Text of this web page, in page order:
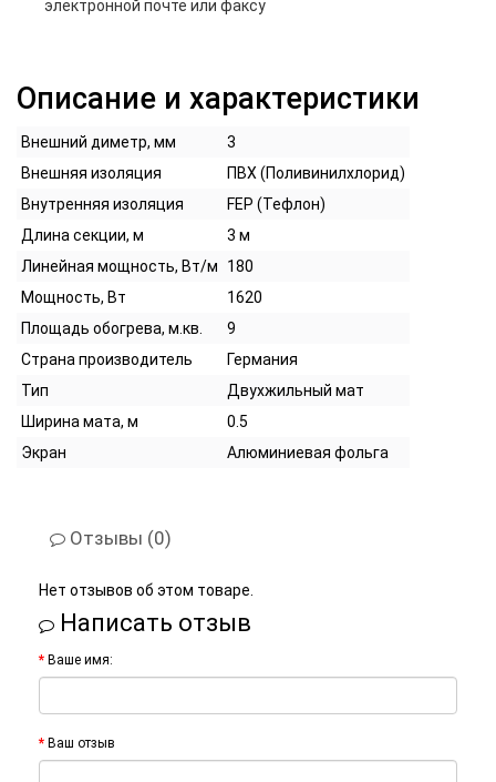
электронной почте или факсу
Описание и характеристики
Внешний диметр, мм
3
Внешняя изоляция
ПВХ (Поливинилхлорид)
Внутренняя изоляция
FEP (Тефлон)
Длина секции, м
3 м
Линейная мощность, Вт/м
180
Мощность, Вт
1620
Площадь обогрева, м.кв.
9
Страна производитель
Германия
Тип
Двухжильный мат
Ширина мата, м
0.5
Экран
Алюминиевая фольга
Отзывы (0)
Нет отзывов об этом товаре.
Написать отзыв
Ваше имя:
Ваш отзыв